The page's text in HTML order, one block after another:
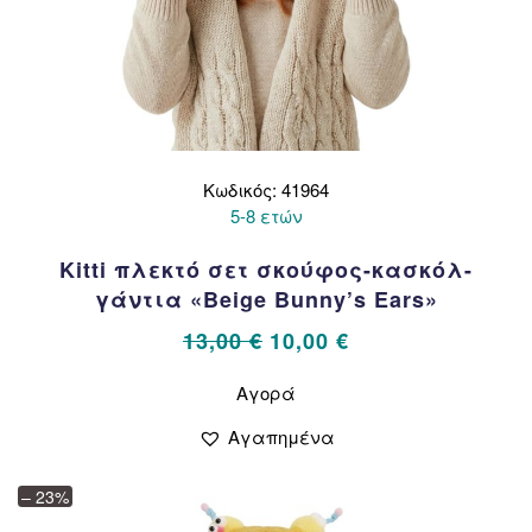
Κωδικός: 41964
5-8 ετών
Kitti πλεκτό σετ σκούφος-κασκόλ-
γάντια «Beige Bunny’s Ears»
13,00€ Original
was:
13,00 €.
10,00 €
Αγορά
έχει
Οι
Αγαπημένα
– 23%